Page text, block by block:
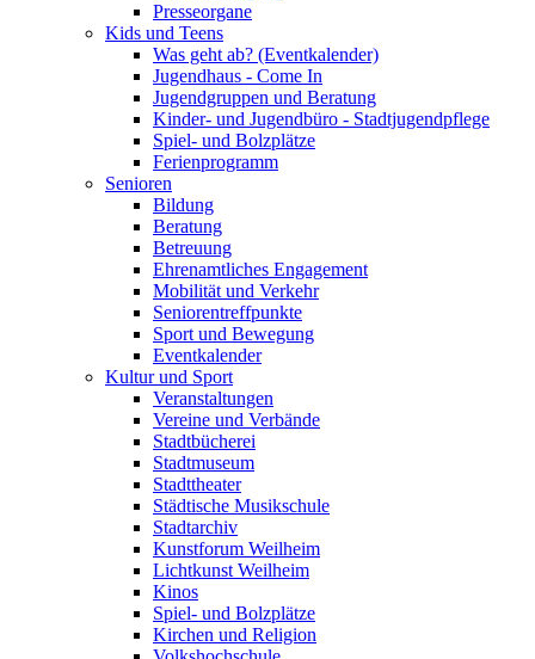
Presseorgane
Kids und Teens
Was geht ab? (Eventkalender)
Jugendhaus - Come In
Jugendgruppen und Beratung
Kinder- und Jugendbüro - Stadtjugendpflege
Spiel- und Bolzplätze
Ferienprogramm
Senioren
Bildung
Beratung
Betreuung
Ehrenamtliches Engagement
Mobilität und Verkehr
Seniorentreffpunkte
Sport und Bewegung
Eventkalender
Kultur und Sport
Veranstaltungen
Vereine und Verbände
Stadtbücherei
Stadtmuseum
Stadttheater
Städtische Musikschule
Stadtarchiv
Kunstforum Weilheim
Lichtkunst Weilheim
Kinos
Spiel- und Bolzplätze
Kirchen und Religion